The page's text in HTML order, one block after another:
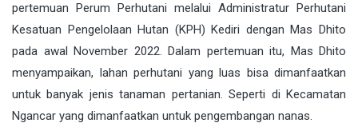
pertemuan Perum Perhutani melalui Administratur Perhutani
Kesatuan Pengelolaan Hutan (KPH) Kediri dengan Mas Dhito
pada awal November 2022. Dalam pertemuan itu, Mas Dhito
menyampaikan, lahan perhutani yang luas bisa dimanfaatkan
untuk banyak jenis tanaman pertanian. Seperti di Kecamatan
Ngancar yang dimanfaatkan untuk pengembangan nanas.